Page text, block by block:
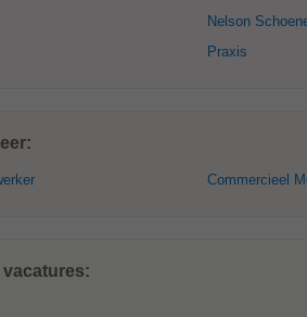
Nelson
Praxis
Commercieel